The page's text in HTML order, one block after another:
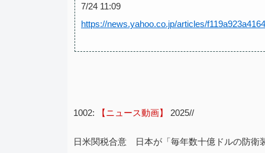
7/24 11:09
https://news.yahoo.co.jp/articles/
1002: 【ニュース動画】 2025//
日米関税合意 日本が「毎年数十億ドルの防衛